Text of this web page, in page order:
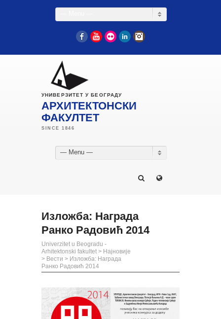
FacebookYouTube
Flickr LinkedIn
УНИВЕРЗИТЕТ У БЕОГРАДУ
АРХИТЕКТОНСКИ
ФАКУЛТЕТ
— Menu —
Изложба: Награда
Ранко Радовић 2014
Univerzitet u Beogradu -
Arhitektonski fakultet > Најновије
> Вести > Изложба: Награда
Ранко Радовић 2014